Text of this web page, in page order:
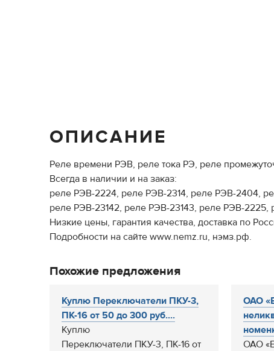
ОПИСАНИЕ
Реле времени РЭВ, реле тока РЭ, реле
Всегда в наличии и на заказ:
реле РЭВ-2224, реле РЭВ-2314, реле РЭВ-2404,
реле РЭВ-23142, реле РЭВ-23143, реле РЭВ-
Низкие цены, гарантия качества, доставка по
Подробности на сайте www.nemz.ru, нэмз.рф.
Похожие предложения
Куплю Переключатели ПКУ-3,
ПК-16 от 50 до 300 руб....
Куплю
Переключатели ПКУ-3, ПК-16 от
ОАО
ОАО